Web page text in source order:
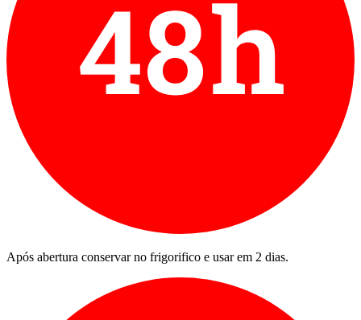
Após abertura conservar no frigorifico e usar em 2 dias.